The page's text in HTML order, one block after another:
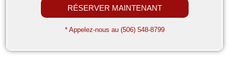
RÉSERVER MAINTENANT
* Appelez-nous au (506) 548-8799